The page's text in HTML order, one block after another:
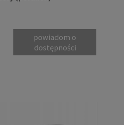
powiadom o
dostępności